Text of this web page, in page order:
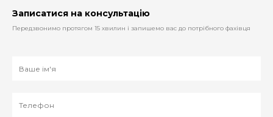
Записатися на консультацію
Передзвонимо протягом 15 хвилин і запишемо вас до потрібного фахівця